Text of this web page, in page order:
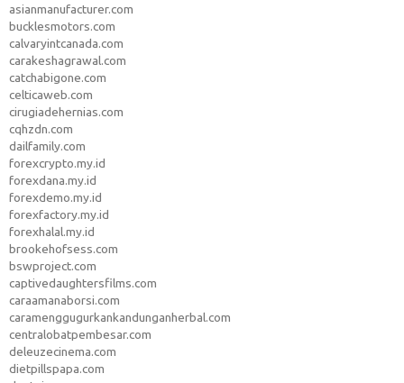
asianmanufacturer.com
bucklesmotors.com
calvaryintcanada.com
carakeshagrawal.com
catchabigone.com
celticaweb.com
cirugiadehernias.com
cqhzdn.com
dailfamily.com
forexcrypto.my.id
forexdana.my.id
forexdemo.my.id
forexfactory.my.id
forexhalal.my.id
brookehofsess.com
bswproject.com
captivedaughtersfilms.com
caraamanaborsi.com
caramenggugurkankandunganherbal.com
centralobatpembesar.com
deleuzecinema.com
dietpillspapa.com